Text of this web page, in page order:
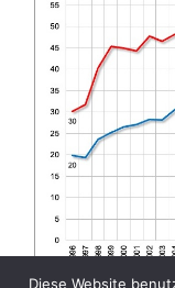
Diese Website